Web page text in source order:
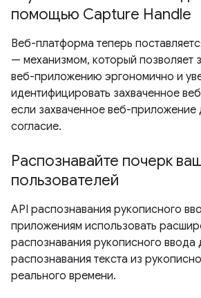
помощью Capture Handle
Веб-платформа теперь
— механизмом, который позволяет
веб-приложению эргономично и
идентифицировать захваченное
если захваченное веб-приложение
согласие.
Распознавайте почерк
пользователей
API распознавания рукописного
приложениям использовать
распознавания рукописного ввода
распознавания текста из
реального времени.